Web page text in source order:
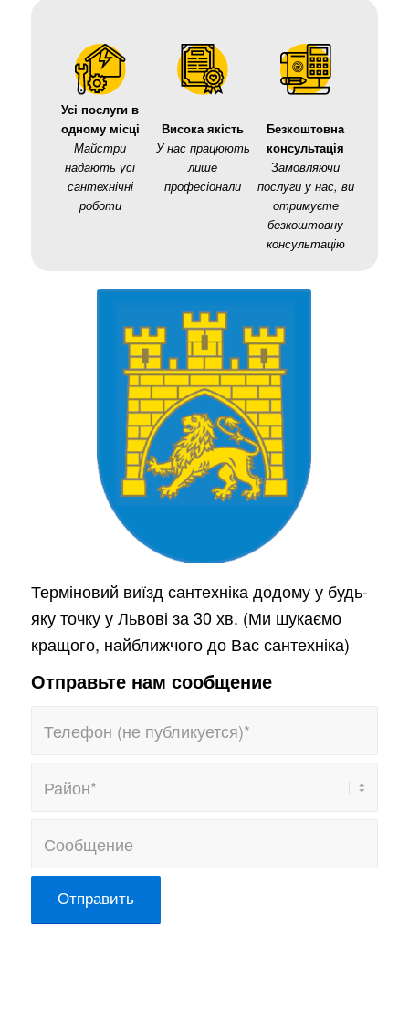
Усі послуги в
одному місці
Майстри
надають усі
сантехнічні
роботи
Висока якість
У нас працюють
лише
професіонали
Безкоштовна
консультація
Замовляючи
послуги у нас, ви
отримуєте
безкоштовну
консультацію
Терміновий виїзд сантехніка додому у будь-
яку точку у Львові за 30 хв. (Ми шукаємо
кращого, найближчого до Вас сантехніка)
Отправьте нам сообщение